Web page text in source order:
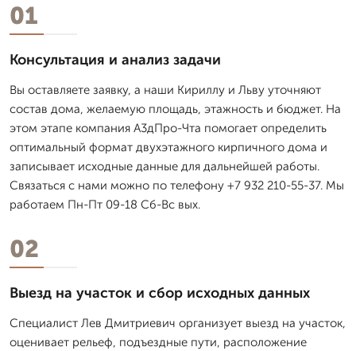
01
Консультация и анализ задачи
Вы оставляете заявку, а наши Кириллу и Льву уточняют
состав дома, желаемую площадь, этажность и бюджет. На
этом этапе компания А3дПро-Чта помогает определить
оптимальный формат двухэтажного кирпичного дома и
записывает исходные данные для дальнейшей работы.
Связаться с нами можно по телефону +7 932 210-55-37. Мы
работаем Пн-Пт 09-18 Сб-Вс вых.
02
Выезд на участок и сбор исходных данных
Специалист Лев Дмитpиевич организует выезд на участок,
оценивает рельеф, подъездные пути, расположение